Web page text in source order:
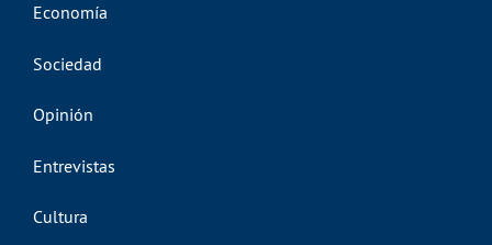
Economía
Sociedad
Opinión
Entrevistas
Cultura